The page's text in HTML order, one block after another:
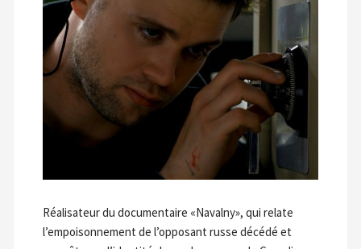
Réalisateur du documentaire «Navalny», qui relate
l’empoisonnement de l’opposant russe décédé et